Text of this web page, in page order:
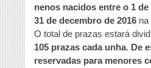
nenos nacidos entre o 1
31 de decembro de 2016 na
O total de prazas estará
105 prazas cada unha. De
reservadas para menores